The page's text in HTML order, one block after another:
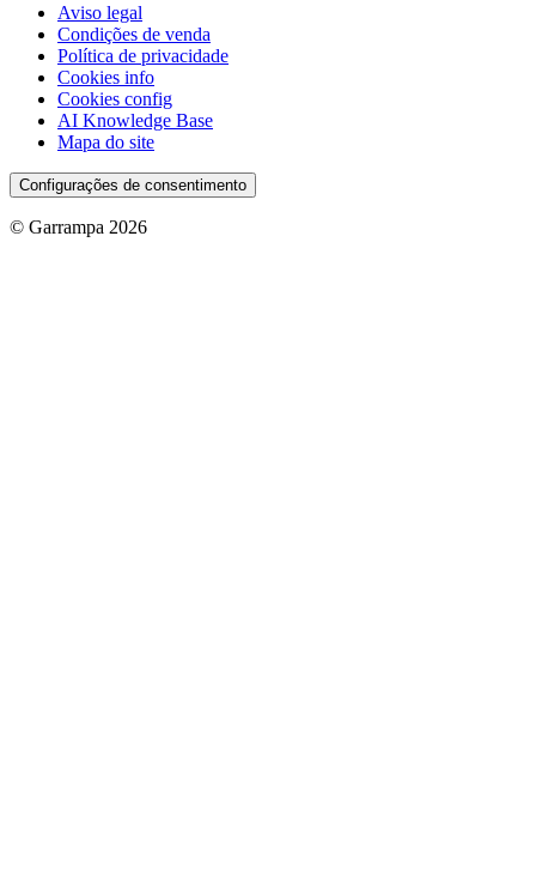
Aviso legal
Condições de venda
Política de privacidade
Cookies info
Cookies config
AI Knowledge Base
Mapa do site
Configurações de consentimento
© Garrampa 2026